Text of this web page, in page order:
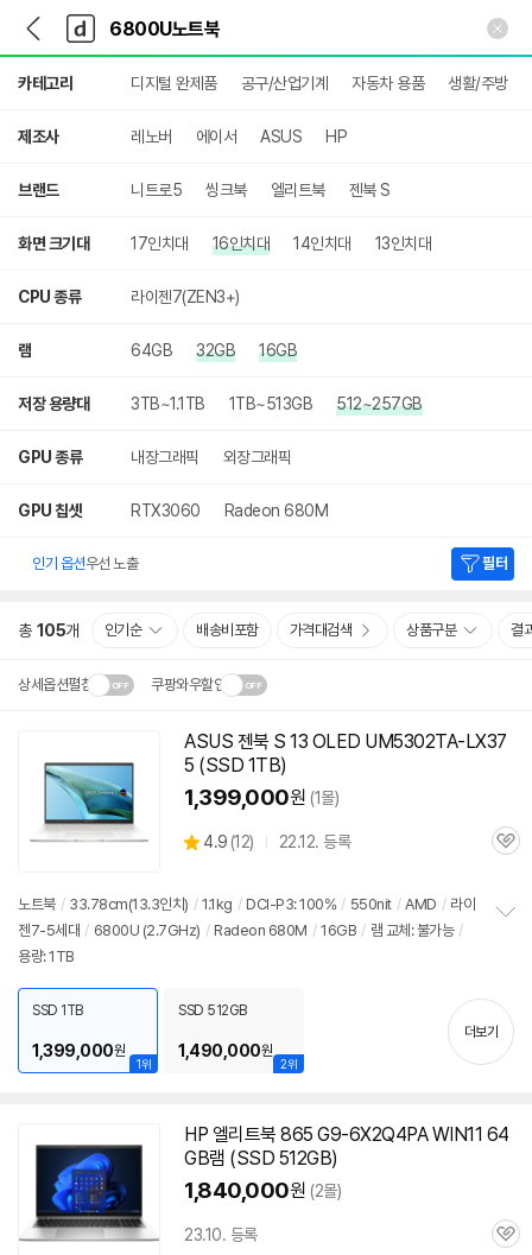
다
나
와
가
기
다
와
메
인
카테고리 디지털 완제품 공구/산업기계 자동차 용품 생활/주방
제조사 레노버 에이서 ASUS HP
브랜드 니트로5 씽크북 엘리트북 젠북 S
화면 크기대 17인치대 16인치대 14인치대 13인치대
CPU 종류 라이젠7(ZEN3+)
램 64GB 32GB 16GB
저장 용량대 3TB~1.1TB 1TB~513GB 512~257GB
GPU 종류 내장그래픽 외장그래픽
GPU 칩셋 RTX3060 Radeon 680M
인기 옵션우선 노출 필터
총 105개 인기순 배송비포함 가격대검색 상품구분 결
상세옵션펼침 쿠팡와우할인
배송·설치비가 달라집니다.닫
기
ASUS 젠북 S 13 OLED UM5302TA-LX37
5 (SSD 1TB)
1,399,000원 (1몰)
별
4.9 (상
12) 22.12. 등록
관
노트북 / 33.78cm(13.3인치) / 1.1kg / DCI-P3: 100% / 550nit / AMD / 라이
젠7-5세대 / 6800U (2.7GHz) / Radeon 680M / 16GB / 램 교체: 불가능 /
용량: 1TB
기
1위
SSD 1TB
1,399,000원
2위
SSD 512GB
1,490,000원
더보기
HP 엘리트북 865 G9-6X2Q4PA WIN11 64
GB램 (SSD 512GB)
1,840,000원 (2몰)
23.10. 등록
관